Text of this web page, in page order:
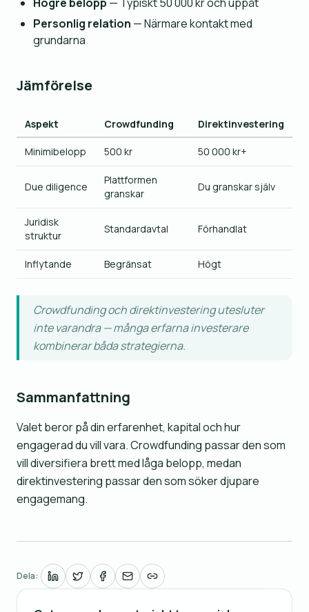
Personlig relation — Närmare kontakt med
grundarna
Jämförelse
Aspekt Crowdfunding Direktinvestering
Minimibelopp 500 kr 50 000 kr+
Due diligence
Plattformen
granskar
Du granskar själv
Juridisk
struktur
Standardavtal Förhandlat
Inflytande Begränsat Högt
Crowdfunding och direktinvestering utesluter
inte varandra — många erfarna investerare
kombinerar båda strategierna.
Sammanfattning
Valet beror på din erfarenhet, kapital och hur
engagerad du vill vara. Crowdfunding passar den som
vill diversifiera brett med låga belopp, medan
direktinvestering passar den som söker djupare
engagemang.
Dela: